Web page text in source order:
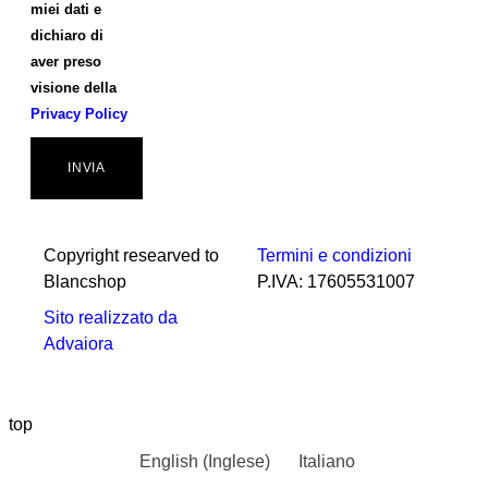
miei dati e
dichiaro di
aver preso
visione della
Privacy Policy
INVIA
Copyright researved to
Blancshop
Sito realizzato da
Advaiora
Termini e condizioni
P.IVA: 17605531007
top
English ( Inglese) Italiano